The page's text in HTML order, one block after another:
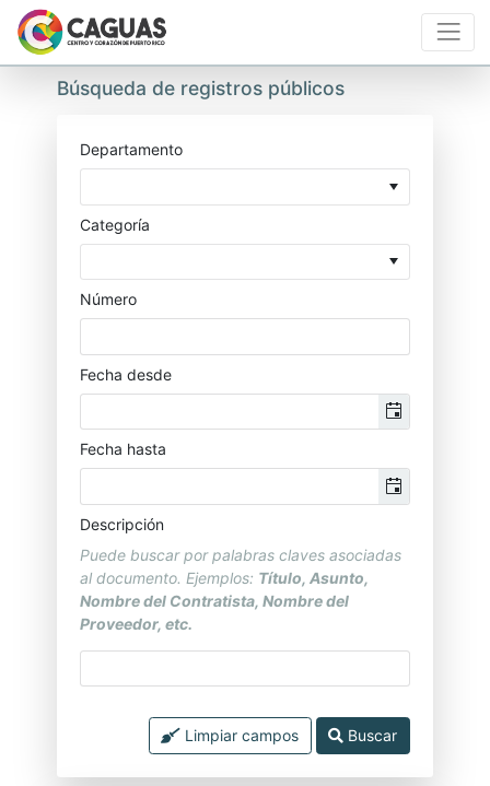
Búsqueda de registros públicos
Departamento
Categoría
Número
Fecha desde
Fecha hasta
Descripción
Puede buscar por palabras claves asociadas
al documento. Ejemplos: Título, Asunto,
Nombre del Contratista, Nombre del
Proveedor, etc.
Limpiar campos Buscar